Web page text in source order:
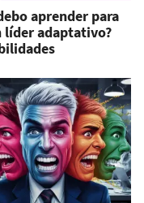
aprender para
líder adaptativo?